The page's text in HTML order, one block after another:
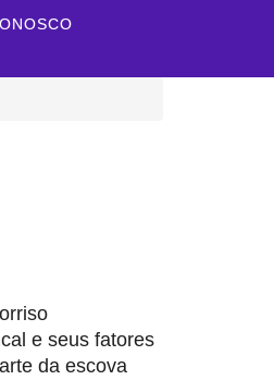
e seus fatores
da escova